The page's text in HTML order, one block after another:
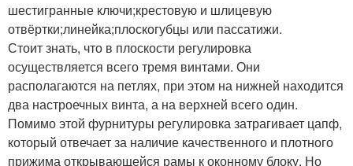
шестигранные ключи;крестовую и шлицевую
отвёртки;линейка;плоскогубцы или пассатижи.
Стоит знать, что в плоскости регулировка
осуществляется всего тремя винтами. Они
располагаются на петлях, при этом на нижней находится
два настроечных винта, а на верхней всего один.
Помимо этой фурнитуры регулировка затрагивает цапф,
который отвечает за наличие качественного и плотного
прижима открывающейся рамы к оконному блоку. Но